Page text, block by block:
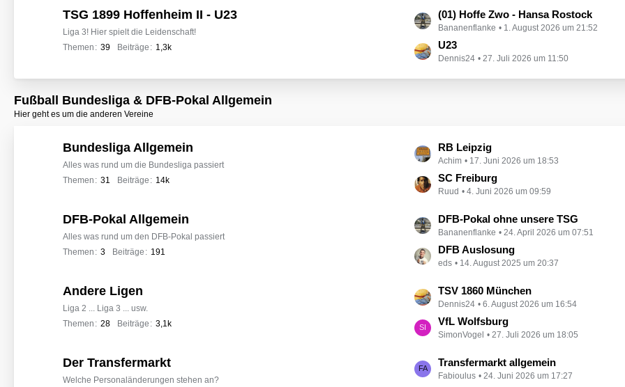
e
i
t
r
r
f
o
e
TSG 1899 Hoffenheim II - U23
Liga 3! Hier spielt die Leidenschaft!
Themen
39 Beiträge 1,3k
L
e
t
z
t
ä
(01) Hoffe Zwo - Hansa Rostock
Bananenflanke 1. August 2026 um 21:52
U23
Dennis24 27. Juli 2026 um 11:50
Fußball Bundesliga & DFB-Pokal Allgemein
Hier geht es um die anderen Vereine
Bundesliga Allgemein
Alles was rund um die Bundesliga passiert
Themen
31 Beiträge 14k
L
e
t
z
e
e
r
g
RB Leipzig
Achim 17. Juni 2026 um 18:53
SC Freiburg
Ruud 4. Juni 2026 um 09:59
DFB-Pokal Allgemein
Alles was rund um den DFB-Pokal passiert
Themen
3 Beiträge 191
L
e
t
z
e
e
r
DFB-Pokal ohne unsere TSG
Bananenflanke 24. April 2026 um 07:51
DFB Auslosung
eds 14. August 2025 um 20:37
Andere Ligen
Liga 2 ... Liga 3 ... usw.
Themen
28 Beiträge 3,1k
L
e
t
z
e
TSV 1860 München
Dennis24 6. August 2026 um 16:54
VfL Wolfsburg
SimonVogel 27. Juli 2026 um 18:05
Der Transfermarkt
Welche Personaländerungen stehen an?
L
e
Transfermarkt allgemein
Fabioulus 24. Juni 2026 um 17:27